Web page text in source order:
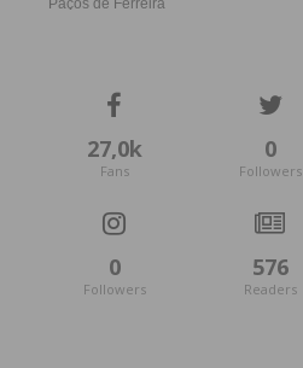
27,0k
Fans
0
Followers
0
Followers
576
Readers